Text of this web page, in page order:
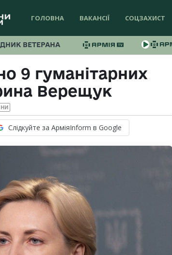
ГОЛОВНА ВАКАНСІЇ СОЦЗАХИСТ
ВЕТЕРАНА
9 гуманітарних
Верещук
Слідкуйте за АрміяInform в Google